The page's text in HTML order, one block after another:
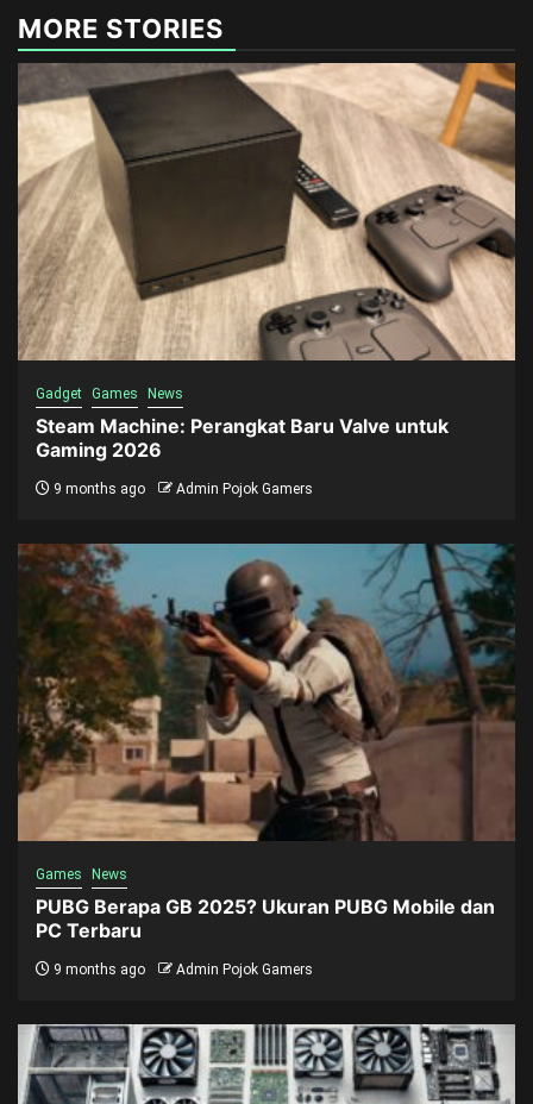
MORE STORIES
Gadget Games News
Steam Machine: Perangkat Baru Valve untuk
Gaming 2026
9 months ago Admin Pojok Gamers
Games News
PUBG Berapa GB 2025? Ukuran PUBG Mobile dan
PC Terbaru
9 months ago Admin Pojok Gamers